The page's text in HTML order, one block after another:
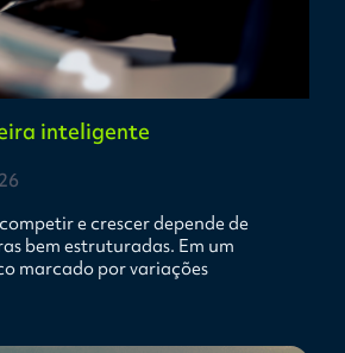
inteligente
e crescer depende de
bem estruturadas. Em um
marcado por variações